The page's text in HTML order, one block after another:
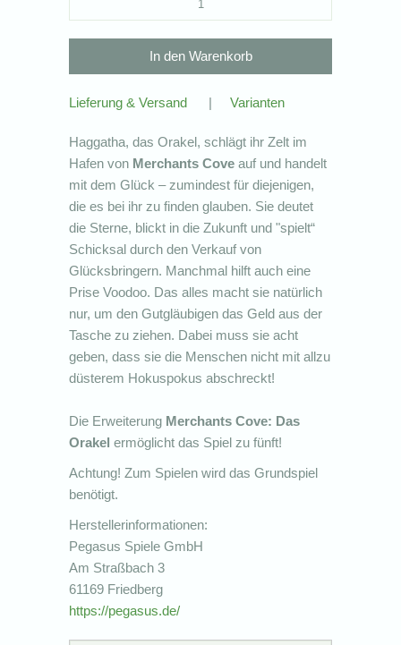
Lieferung & Versand | Varianten
Haggatha, das Orakel, schlägt ihr Zelt im
Hafen von Merchants Cove auf und handelt
mit dem Glück – zumindest für diejenigen,
die es bei ihr zu finden glauben. Sie deutet
die Sterne, blickt in die Zukunft und "spielt“
Schicksal durch den Verkauf von
Glücksbringern. Manchmal hilft auch eine
Prise Voodoo. Das alles macht sie natürlich
nur, um den Gutgläubigen das Geld aus der
Tasche zu ziehen. Dabei muss sie acht
geben, dass sie die Menschen nicht mit allzu
düsterem Hokuspokus abschreckt!
Die Erweiterung Merchants Cove: Das
Orakelermöglicht das Spiel zu fünft!
Achtung! Zum Spielen wird das Grundspiel
benötigt.
Herstellerinformationen:
Pegasus Spiele GmbH
Am Straßbach 3
61169 Friedberg
https://pegasus.de/